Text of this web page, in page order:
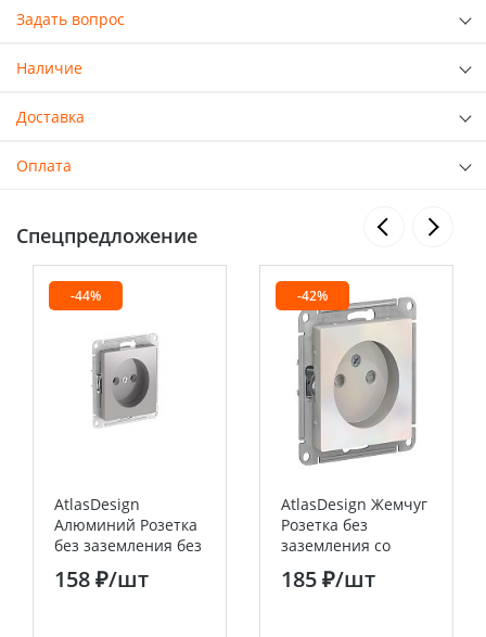
Задать вопрос
Наличие
Доставка
Оплата
Спецпредложение
-44%
AtlasDesign
Алюминий Розетка
без заземления без
шторок, 16А, мех.,
быстрозажим.
158 ₽/шт
-42%
AtlasDesign Жемчуг
Розетка без
заземления со
шторками, 16А
Systeme Electric
185 ₽/шт